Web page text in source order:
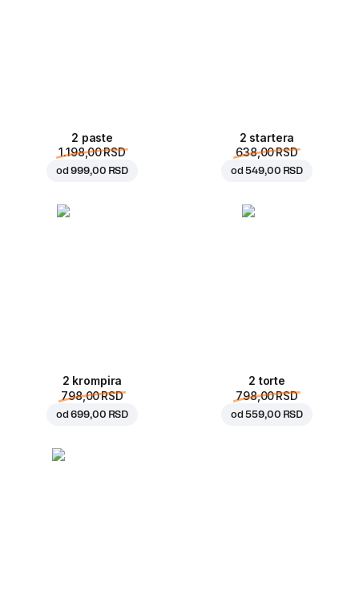
2 paste
1.198,00 RSD
od999,00 RSD
2 startera
638,00 RSD
od549,00 RSD
2 krompira
798,00 RSD
od699,00 RSD
2 torte
798,00 RSD
od559,00 RSD